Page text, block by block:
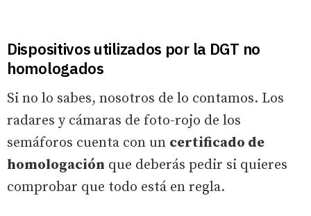
Dispositivos utilizados por la DGT no
homologados
Si no lo sabes, nosotros de lo contamos. Los
radares y cámaras de foto-rojo de los
semáforos cuenta con un certificado de
homologación que deberás pedir si quieres
comprobar que todo está en regla.